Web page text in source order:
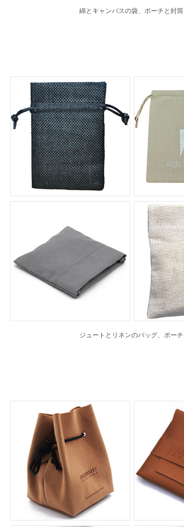
綿とキャンバスの袋、ポーチと封筒
ジュートとリネンのバッグ、ポーチ